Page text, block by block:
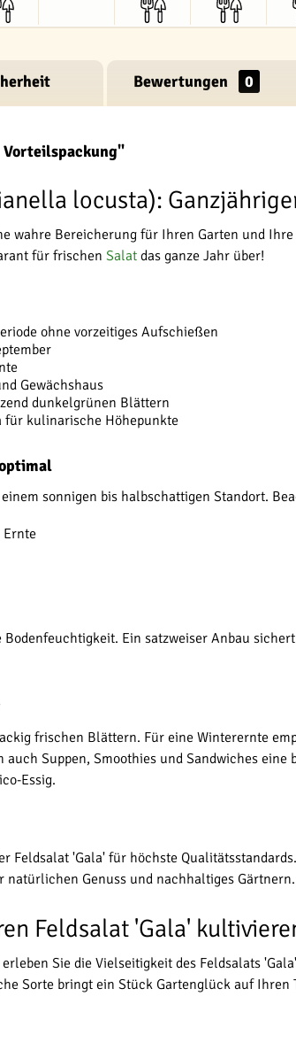
Bewertungen 0
locusta):
wahre Bereicherung für Ihren Garten und
für frischen Salat das ganze Jahr über!
ohne vorzeitiges Aufschießen
Gewächshaus
dunkelgrünen Blättern
für kulinarische Höhepunkte
sonnigen bis halbschattigen Standort.
Ernte
Ein satzweiser Anbau
frischen Blättern. Für eine Winterernte
Suppen, Smoothies und Sandwiches
Essig.
Feldsalat 'Gala' für höchste
Genuss und nachhaltiges Gärtnern.
Feldsalat 'Gala'
Sie die Vielseitigkeit des Feldsalats
Sorte bringt ein Stück Gartenglück auf